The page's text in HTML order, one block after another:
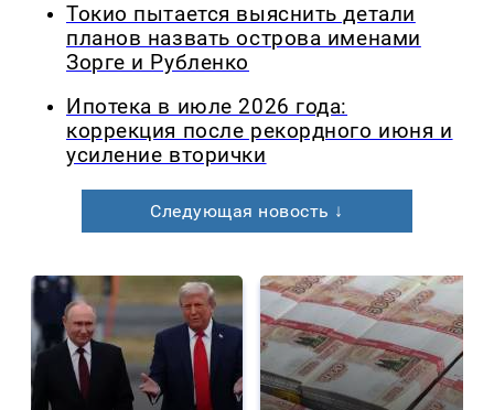
Токио пытается выяснить детали
планов назвать острова именами
Зорге и Рубленко
Ипотека в июле 2026 года:
коррекция после рекордного июня и
усиление вторички
Следующая новость ↓